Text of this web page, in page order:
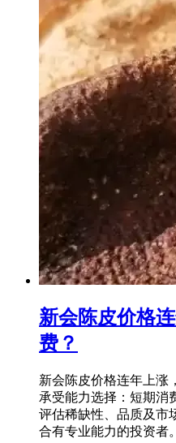
新会陈皮价格
费？
新会陈皮价格连年上涨
承受能力选择：短期消
评估稀缺性、品质及市
合有专业能力的投资者